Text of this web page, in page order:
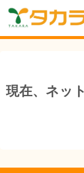
現在、ネッ